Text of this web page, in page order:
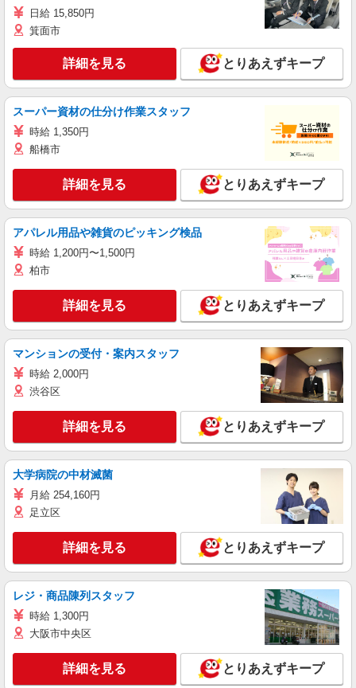
日給 15,850円
箕面市
詳細を見る とりあえずキープ
スーパー資材の仕分け作業スタッフ
時給 1,350円
船橋市
詳細を見る とりあえずキープ
アパレル用品や雑貨のピッキング検品
時給 1,200円〜1,500円
柏市
詳細を見る とりあえずキープ
マンションの受付・案内スタッフ
時給 2,000円
渋谷区
詳細を見る とりあえずキープ
大学病院の中材滅菌
月給 254,160円
足立区
詳細を見る とりあえずキープ
レジ・商品陳列スタッフ
時給 1,300円
大阪市中央区
詳細を見る とりあえずキープ